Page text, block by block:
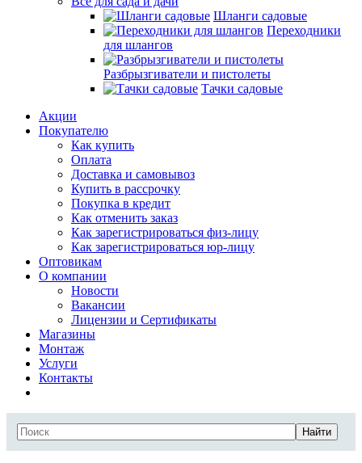
Шланги садовые
Переходники
для шлангов
Разбрызгиватели и пистолеты
Тачки садовые
Акции
Покупателю
Как купить
Оплата
Доставка и самовывоз
Купить в рассрочку
Покупка в кредит
Как отменить заказ
Как зарегистрироваться физ-лицу
Как зарегистрироваться юр-лицу
Оптовикам
О компании
Новости
Вакансии
Лицензии и Сертификаты
Магазины
Монтаж
Услуги
Контакты
Найти